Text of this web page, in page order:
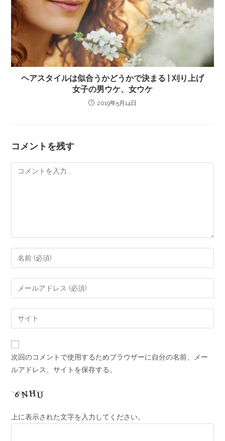
ヘアスタイルは似合うかどうかで決まる | 刈り上げ
女子の男ウケ、女ウケ
2019年5月14日
コメントを残す
次回のコメントで使用するためブラウザーに自分の名前、メー
ルアドレス、サイトを保存する。
上に表示された文字を入力してください。